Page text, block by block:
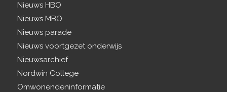
Nieuws HBO
Nieuws MBO
Nieuws parade
Nieuws voortgezet onderwijs
Nieuwsarchief
Nordwin College
Omwonendeninformatie